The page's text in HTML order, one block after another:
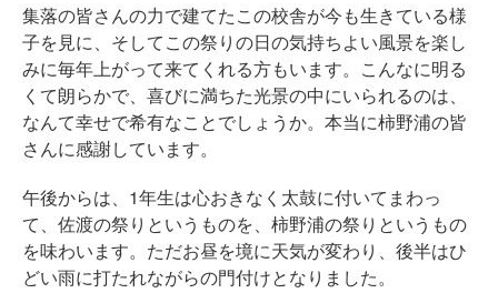
集落の皆さんの力で建てたこの校舎が今も生きている様
子を見に、そしてこの祭りの日の気持ちよい風景を楽し
みに毎年上がって来てくれる方もいます。こんなに明る
くて朗らかで、喜びに満ちた光景の中にいられるのは、
なんて幸せで希有なことでしょうか。本当に柿野浦の皆
さんに感謝しています。
午後からは、1年生は心おきなく太鼓に付いてまわっ
て、佐渡の祭りというものを、柿野浦の祭りというもの
を味わいます。ただお昼を境に天気が変わり、後半はひ
どい雨に打たれながらの門付けとなりました。